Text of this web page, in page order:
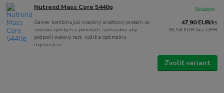
Nutrend Mass Core 5440g
Gainer kombinujúci kvalitný srvátkový proteín so
zmesou rýchlych a pomalých sacharidov, aby
podporil svalový rast, výdrž a optimálnu
regeneráciu.
47,90 EUR/ks
38,94 EUR bez DPH
Skladom
Zvoliť variant